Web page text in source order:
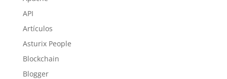
API
Artículos
Asturix People
Blockchain
Blogger